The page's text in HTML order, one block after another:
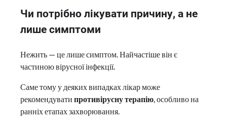
Чи потрібно лікувати причину, а не
лише симптоми
Нежить — це лише симптом. Найчастіше він є
частиною вірусної інфекції.
Саме тому у деяких випадках лікар може
рекомендувати противірусну терапію, особливо на
ранніх етапах захворювання.